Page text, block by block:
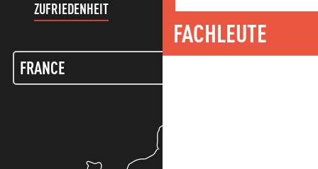
FACHLEUTE
ZUFRIEDENHEIT